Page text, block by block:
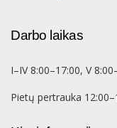
Darbo laikas
I–IV 8:00–17:00, V
Pietų pertrauka